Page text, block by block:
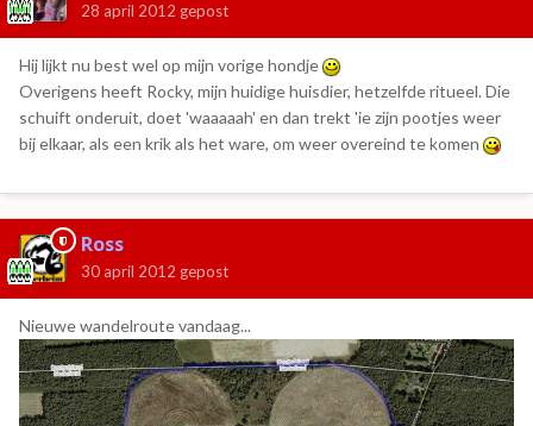
28 april 2012 gepost
Hij lijkt nu best wel op mijn vorige hondje
Overigens heeft Rocky, mijn huidige huisdier, hetzelfde ritueel. Die
schuift onderuit, doet 'waaaaah' en dan trekt 'ie zijn pootjes weer
bij elkaar, als een krik als het ware, om weer overeind te komen
Ross
30 april 2012 gepost
Nieuwe wandelroute vandaag...